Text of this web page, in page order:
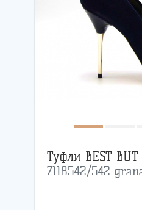
Туфли BEST
7118542/542